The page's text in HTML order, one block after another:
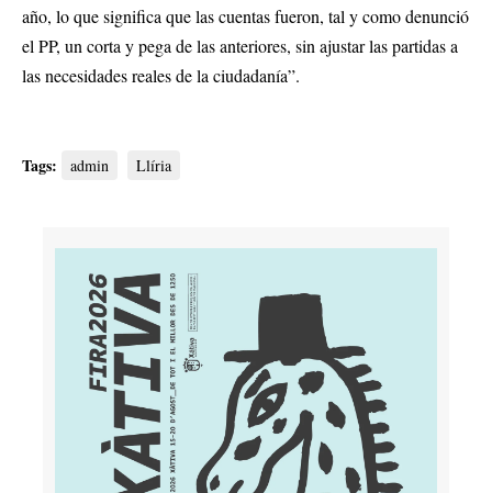
año, lo que significa que las cuentas fueron, tal y como denunció
el PP, un corta y pega de las anteriores, sin ajustar las partidas a
las necesidades reales de la ciudadanía”.
Tags: admin Llíria